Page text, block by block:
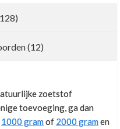
(12)
zoetstof
toevoeging, ga dan
1000 gramof 2000 gramen
tastes good